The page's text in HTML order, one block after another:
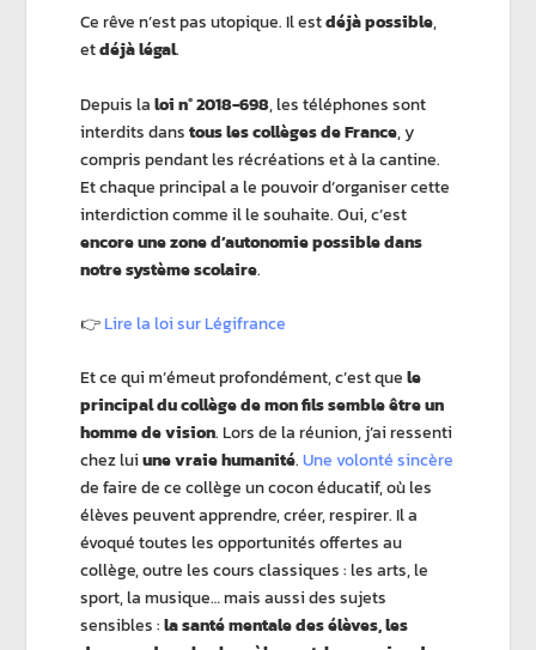
Ce rêve n’est pas utopique. Il estdéjà possible,
etdéjà légal.
Depuis laloi n° 2018-698, les téléphones sont
interdits danstous les collèges de France, y
compris pendant les récréations et à la cantine.
Et chaque principal a le pouvoir d’organiser cette
interdiction comme il le souhaite. Oui, c’est
encore une zone d’autonomie possible dans
notre système scolaire.
👉Lire la loi sur Légifrance
Et ce qui m’émeut profondément, c’est quele
principal du collège de mon fils semble être un
homme de vision. Lors de la réunion, j’ai ressenti
chez luiune vraie humanité.Une volonté sincère
de faire de ce collège un cocon éducatif, où les
élèves peuvent apprendre, créer, respirer. Il a
évoqué toutes les opportunités offertes au
collège, outre les cours classiques : les arts, le
sport, la musique… mais aussi des sujets
sensibles :la santé mentale des élèves, les